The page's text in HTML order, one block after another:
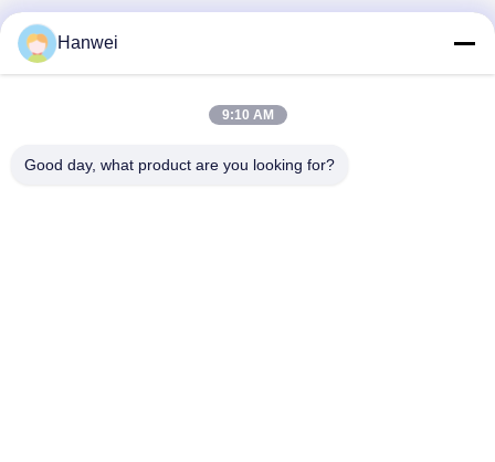
Hanwei
9:10 AM
Good day, what product are you looking for?